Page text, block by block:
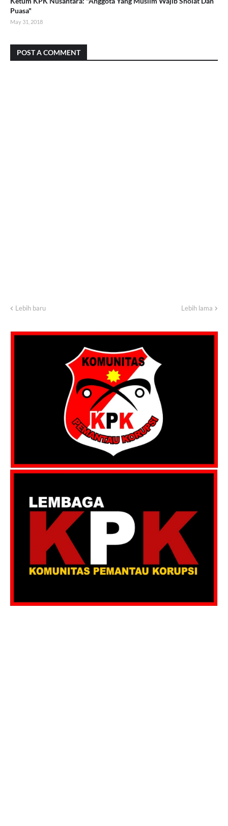
Puasa"
May 31, 2018
POST A COMMENT
Lebih baru Lebih lama